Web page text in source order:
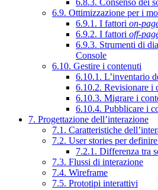
6.9. Ottimizzazione per i
6.9.1. I fattori on-
6.9.2. I fattori off-
6.9.3. Strumenti di
Console
6.10. Gestire i contenuti
6.10.1. L’inventario
6.10.2. Revisionare i
6.10.3. Migrare i
6.10.4. Pubblicare i
7. Progettazione dell’interazione
7.1. Caratteristiche
7.2. User stories per
7.2.1. Differenza tra
7.3. Flussi di interazione
7.4. Wireframe
7.5. Prototipi interattivi